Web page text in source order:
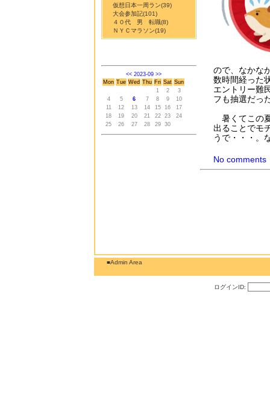
仮想日本一周ラン(39)
大会参加記(101)
４０代 男 転職(8)
ＮＹＣマラソン(19)
<< 2023-09 >>
Mon Tue Wed Thu Fri Sat Sun
1
2
3
4
5 6 7 8 9
10
11
12 13 14 15 16
17
18
19 20 21 22 23
24
25
26 27 28 29 30
ので、なかな
数時間経った
エントリー難
フも抽選だっ
暑くてこの
出ることでモ
うで・・・。
No comments
■Admin Area
ログインID: